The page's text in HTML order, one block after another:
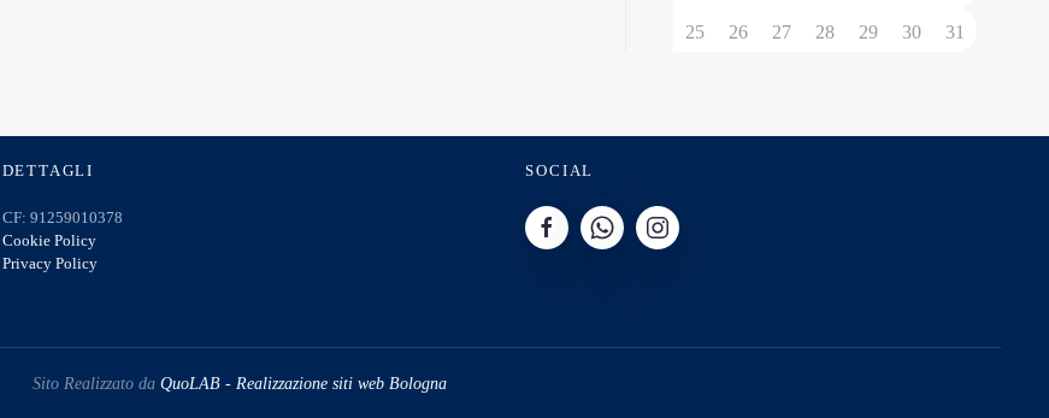
25 26 27 28 29 30 31
DETTAGLI
CF: 91259010378
Cookie Policy
Privacy Policy
SOCIAL
Sito Realizzato da QuoLAB - Realizzazione siti web Bologna